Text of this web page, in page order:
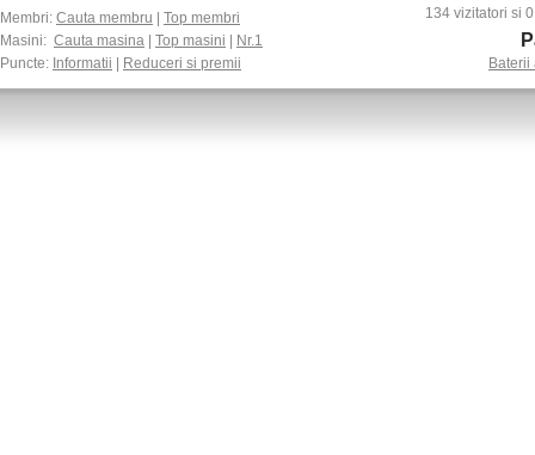
Membri: Cauta membru
Top membri
Masini: Cauta masina Top masini
Nr.1
Puncte: Informatii Reduceri si premii
134 vizitatori si